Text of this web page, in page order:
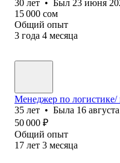
30 лет • Был 23 июня
15 000 сом
Общий опыт
3 года 4 месяца
Менеджер по логистике/
35 лет • Была 16
50 000 ₽
Общий опыт
17 лет 3 месяца